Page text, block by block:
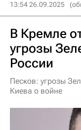
13:54 26.09.2025
В Кремле
угрозы
России
Песков: угрозы
Киева о войне